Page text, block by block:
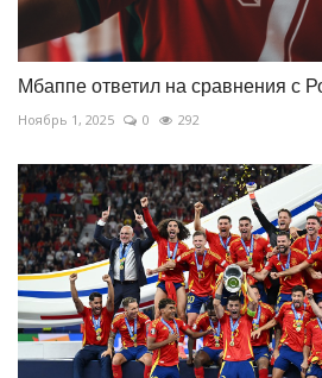
Мбаппе ответил на сравнения с
Ноябрь 1, 2025 0 292